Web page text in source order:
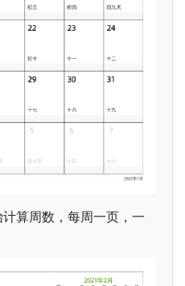
算周数，每周一页，一